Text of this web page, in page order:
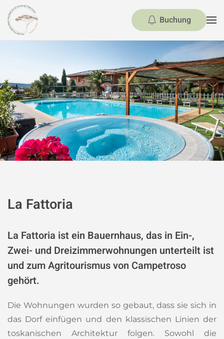
Skip to main content
Buchung
La Fattoria
La Fattoria ist ein Bauernhaus, das in Ein-,
Zwei- und Dreizimmerwohnungen unterteilt ist
und zum Agritourismus von Campetroso
gehört.
Die Wohnungen wurden so gebaut, dass sie sich in
das Dorf einfügen und den klassischen Linien der
toskanischen Architektur folgen. Sowohl die